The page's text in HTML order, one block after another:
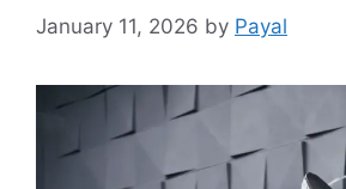
January 11, 2026 by Payal